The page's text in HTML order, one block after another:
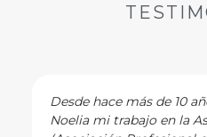
Desde hace más de 10
Noelia mi trabajo en la